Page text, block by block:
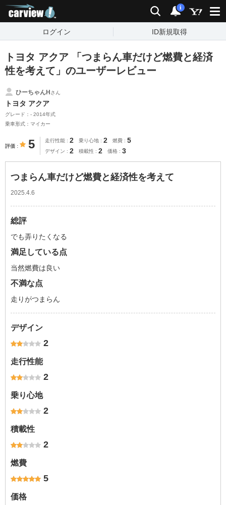
検索 通知
i
ログイン ID新規取得
トヨタ アクア 「つまらん車だけど燃費と経済
性を考えて」のユーザーレビュー
ひーちゃんHさん
トヨタ アクア
グレード：- 2014年式
乗車形式：マイカー
評価 5 走行性能 2 乗り心地 2 燃費 5
デザイン 2 積載性 2 価格 3
つまらん車だけど燃費と経済性を考えて
2025.4.6
総評
でも弄りたくなる
満足している点
当然燃費は良い
不満な点
走りがつまらん
デザイン
2
走行性能
2
乗り心地
2
積載性
2
燃費
5
価格